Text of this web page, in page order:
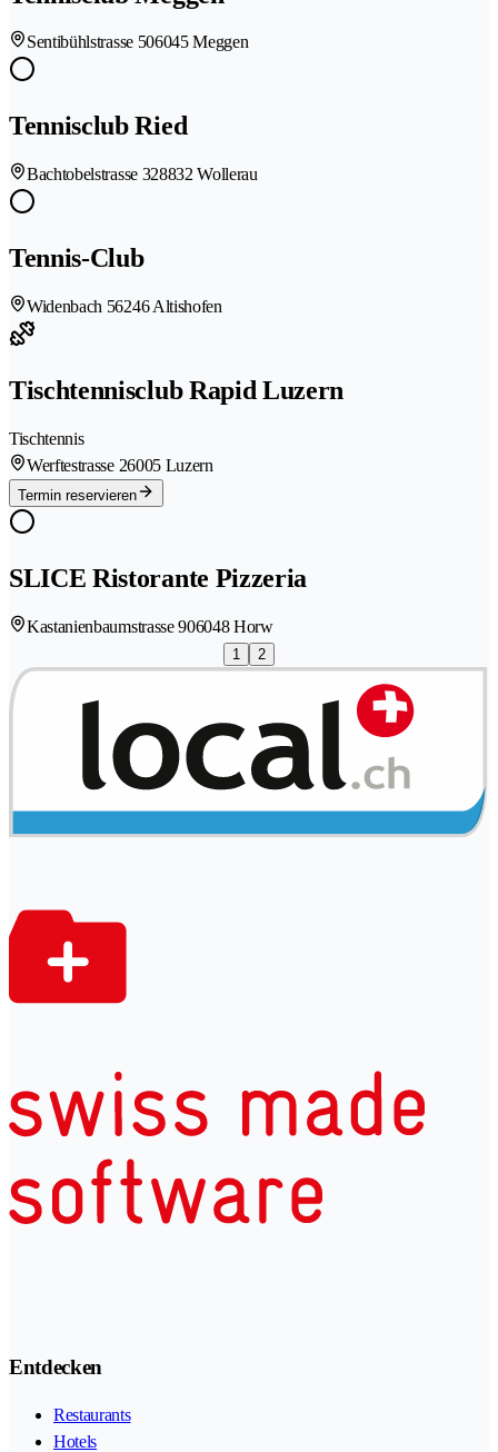
Sentibühlstrasse 506045 Meggen
Tennisclub Ried
Bachtobelstrasse 328832 Wollerau
Tennis-Club
Widenbach 56246 Altishofen
Tischtennisclub Rapid Luzern
Tischtennis
Werftestrasse 26005 Luzern
Termin reservieren
SLICE Ristorante Pizzeria
Kastanienbaumstrasse 906048 Horw
1 2
Entdecken
Restaurants
Hotels